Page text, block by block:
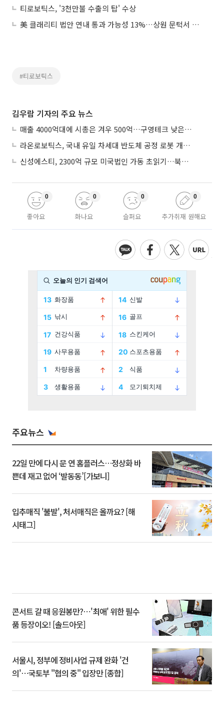
티로보틱스, '3천만불 수출의 탑' 수상
美 클래리티 법안 연내 통과 가능성 13%…상원 문턱서 제동
#티로보틱스
김우람 기자의 주요 뉴스
매출 4000억대에 시총은 겨우 500억…구영테크 낮은 몸값에 저가 승계 마무리
라온로보틱스, 국내 유일 차세대 반도체 공정 로봇 개발 ‘고객사 테스트 진행’
신성에스티, 2300억 규모 미국법인 가동 초읽기…북미 ESS 공략 본격화
좋아요
0
화나요
0
슬퍼요
0
추가취재 원해요
0
주요뉴스
22일 만에 다시 문 연 홈플러스…정상화 바
쁜데 재고 없어 ‘발동동’[가보니]
입추매직 '불발', 처서매직은 올까요? [해
시태그]
콘서트 갈 때 응원봉만?⋯'최애' 위한 필수
품 등장이오! [솔드아웃]
서울시, 정부에 정비사업 규제 완화 '건
의'⋯국토부 "협의 중" 입장만 [종합]